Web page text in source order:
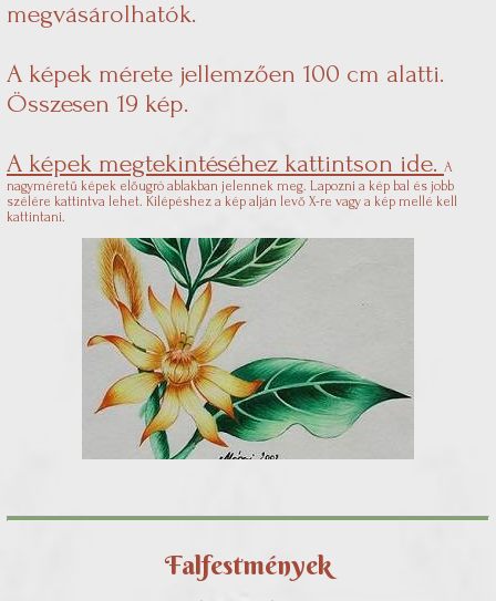
megvásárolhatók.
A képek mérete jellemzően 100 cm alatti.
Összesen 19 kép.
A képek megtekintéséhez kattintson ide. A
nagyméretű képek előugró ablakban jelennek meg. Lapozni a kép bal és jobb
szélére kattintva lehet. Kilépéshez a kép alján levő X-re vagy a kép mellé kell
kattintani.
Falfestmények